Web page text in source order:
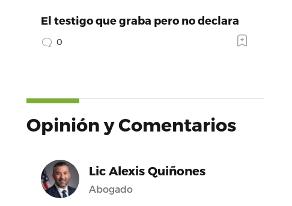
El testigo que graba pero no declara
0
Opinión y Comentarios
Lic Alexis Quiñones
Abogado